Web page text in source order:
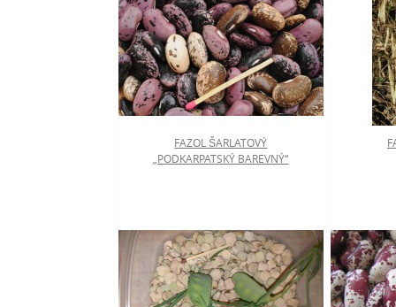
FAZOL ŠARLATOVÝ
„PODKARPATSKÝ BAREVNÝ“